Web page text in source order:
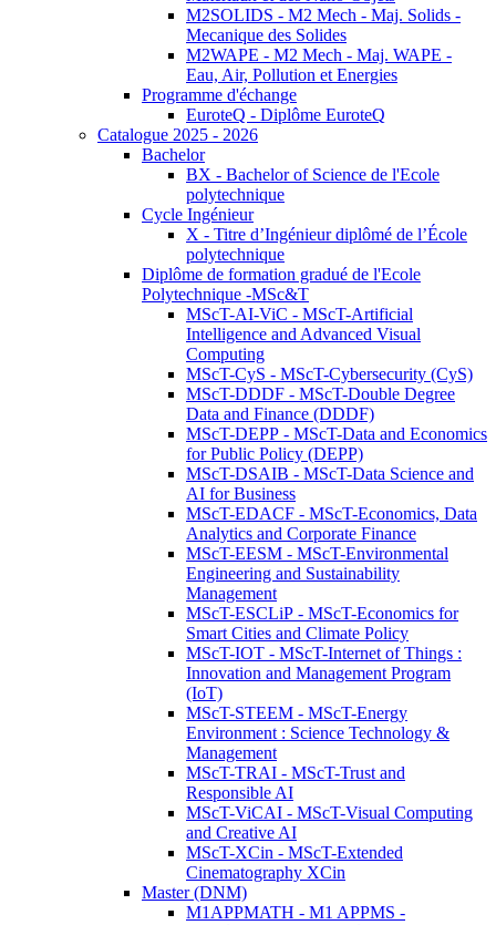
M2SOLIDS - M2 Mech - Maj. Solids -
Mecanique des Solides
M2WAPE - M2 Mech - Maj. WAPE -
Eau, Air, Pollution et Energies
Programme d'échange
EuroteQ - Diplôme EuroteQ
Catalogue 2025 - 2026
Bachelor
BX - Bachelor of Science de l'Ecole
polytechnique
Cycle Ingénieur
X - Titre d’Ingénieur diplômé de l’École
polytechnique
Diplôme de formation gradué de l'Ecole
Polytechnique -MSc&T
MScT-AI-ViC - MScT-Artificial
Intelligence and Advanced Visual
Computing
MScT-CyS - MScT-Cybersecurity (CyS)
MScT-DDDF - MScT-Double Degree
Data and Finance (DDDF)
MScT-DEPP - MScT-Data and Economics
for Public Policy (DEPP)
MScT-DSAIB - MScT-Data Science and
AI for Business
MScT-EDACF - MScT-Economics, Data
Analytics and Corporate Finance
MScT-EESM - MScT-Environmental
Engineering and Sustainability
Management
MScT-ESCLiP - MScT-Economics for
Smart Cities and Climate Policy
MScT-IOT - MScT-Internet of Things :
Innovation and Management Program
(IoT)
MScT-STEEM - MScT-Energy
Environment : Science Technology &
Management
MScT-TRAI - MScT-Trust and
Responsible AI
MScT-ViCAI - MScT-Visual Computing
and Creative AI
MScT-XCin - MScT-Extended
Cinematography XCin
Master (DNM)
M1APPMATH - M1 APPMS -